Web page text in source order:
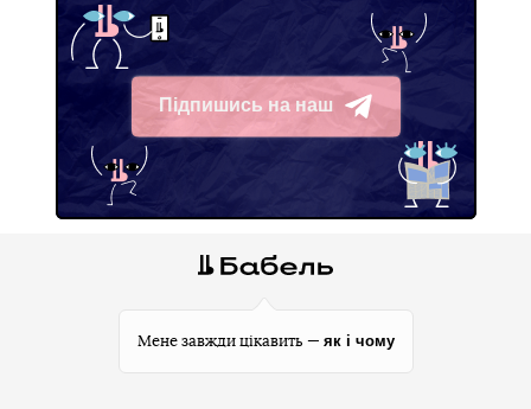
Підпишись на наш
Telegram
Мене завжди цікавить — як і чому